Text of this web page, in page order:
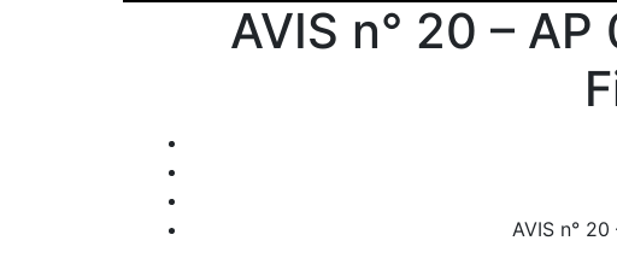
AVIS n° 20 –
AVIS n°